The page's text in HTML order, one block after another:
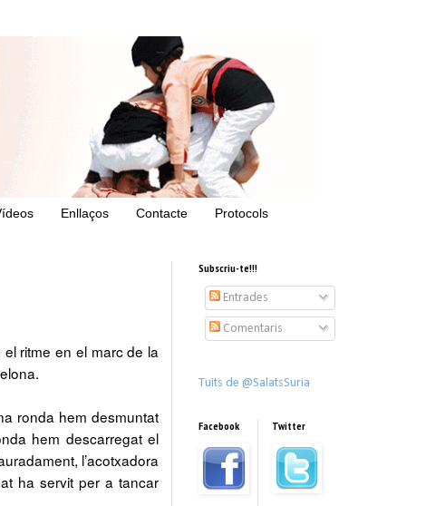
Enllaços Contacte Protocols
ritme en el marc de la
ronda hem desmuntat
hem descarregat el
l’acotxadora
ha servit per a tancar
Subscriu-te!!!
Entrades
Comentaris
Tuits de @SalatsSuria
Facebook Twitter